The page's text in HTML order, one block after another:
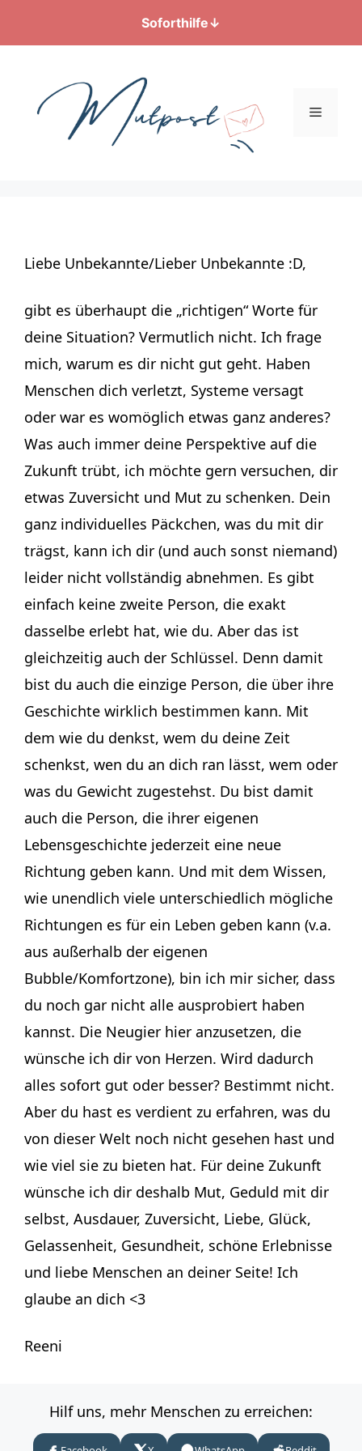
Soforthilfe↓
springen
Menü
Liebe Unbekannte/Lieber Unbekannte :D,
gibt es überhaupt die „richtigen“ Worte für
deine Situation? Vermutlich nicht. Ich frage
mich, warum es dir nicht gut geht. Haben
Menschen dich verletzt, Systeme versagt
oder war es womöglich etwas ganz anderes?
Was auch immer deine Perspektive auf die
Zukunft trübt, ich möchte gern versuchen, dir
etwas Zuversicht und Mut zu schenken. Dein
ganz individuelles Päckchen, was du mit dir
trägst, kann ich dir (und auch sonst niemand)
leider nicht vollständig abnehmen. Es gibt
einfach keine zweite Person, die exakt
dasselbe erlebt hat, wie du. Aber das ist
gleichzeitig auch der Schlüssel. Denn damit
bist du auch die einzige Person, die über ihre
Geschichte wirklich bestimmen kann. Mit
dem wie du denkst, wem du deine Zeit
schenkst, wen du an dich ran lässt, wem oder
was du Gewicht zugestehst. Du bist damit
auch die Person, die ihrer eigenen
Lebensgeschichte jederzeit eine neue
Richtung geben kann. Und mit dem Wissen,
wie unendlich viele unterschiedlich mögliche
Richtungen es für ein Leben geben kann (v.a.
aus außerhalb der eigenen
Bubble/Komfortzone), bin ich mir sicher, dass
du noch gar nicht alle ausprobiert haben
kannst. Die Neugier hier anzusetzen, die
wünsche ich dir von Herzen. Wird dadurch
alles sofort gut oder besser? Bestimmt nicht.
Aber du hast es verdient zu erfahren, was du
von dieser Welt noch nicht gesehen hast und
wie viel sie zu bieten hat. Für deine Zukunft
wünsche ich dir deshalb Mut, Geduld mit dir
selbst, Ausdauer, Zuversicht, Liebe, Glück,
Gelassenheit, Gesundheit, schöne Erlebnisse
und liebe Menschen an deiner Seite! Ich
glaube an dich <3
Reeni
Hilf uns, mehr Menschen zu erreichen: